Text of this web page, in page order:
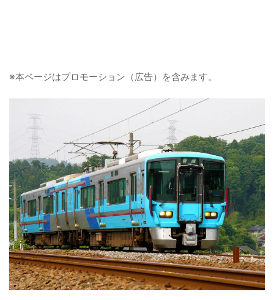
※本ページはプロモーション（広告）を含みます。